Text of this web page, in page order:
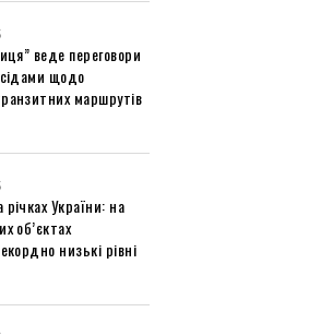
веде переговори
щодо
маршрутів
України: на
об’єктах
низькі рівні